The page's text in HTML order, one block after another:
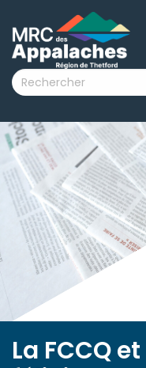
submenu (La MRC )
submenu (Citoyens )
submenu (Visiteurs )
submenu (Nouvelles )
submenu
La FCCQ